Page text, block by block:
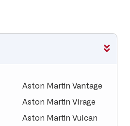
Aston Martin Vantage
Aston Martin Virage
Aston Martin Vulcan